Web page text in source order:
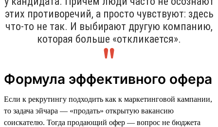
этих противоречий, а просто чувствуют: здесь
что-то не так. И выбирают другую компанию,
которая больше «откликается».
Формула эффективного офера
Если к рекрутингу подходить как к маркетинговой кампании,
то задача эйчара — «продать» открытую вакансию
соискателю. Тогда продающий офер — вопрос не бюджета